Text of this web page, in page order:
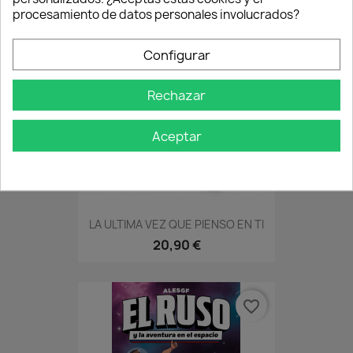
LA ULTIMA VEZ QUE PIENSO EN TI
20,90 €
favorite_border
procesamiento de datos personales involucrados?
Configurar
Rechazar
Aceptar